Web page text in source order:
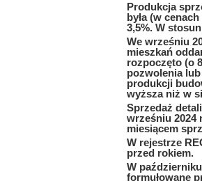
Produkcja
była (w
3,5%. W
We wrześniu
mieszkań
rozpoczęto (o
pozwolenia
produkcji
wyższa niż w
Sprzedaż
wrześniu 2024
miesiącem
W rejestrze
przed rokiem.
W
formułowane